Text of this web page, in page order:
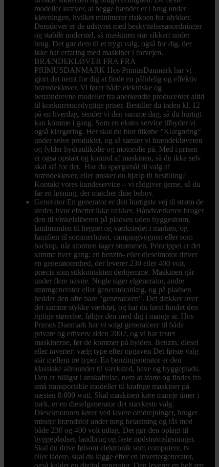
modeller kræver, at begge hænder er i brug under
kløvningen, hvilket minimerer risikoen for ulykker.
Derudover er de udstyret med beskyttelsesanordninger
og stabile understel, så maskinen står sikkert under
brug. Det gør dem til et trygt valg, også for dig, der
ikke har erfaring med maskiner i forvejen.
BRÆNDEKLØVER FRA FRA
PRIMUSDANMARK Hos PrimusDanmark har vi
gjort det nemt for dig at finde en pålidelig og effektiv
brændekløver. Vi fører både elektriske og
benzindrevne modeller fra anerkendte producenter altid
til konkurrencedygtige priser. Bestiller du inden kl. 12
på en hverdag, sender vi den samme dag, så du hurtigt
kan komme i gang. Som en ekstra service tilbyder vi
også klargøring. Her skal du blot tilkøbe ”Klargøring”
under selve produktet, og så samler vi brændekløveren
og fylder hydraulikolie og motorolie på. Med i prisen
er også opstart og kontrol af maskinen, så du ikke selv
skal stå for det. Har du spørgsmål til valg af
brændekløver, eller ønsker du hjælp til bestilling?
Kontakt vores kundeservice – vi rådgiver gerne, så du
får en løsning, der matcher dine behov.
Generator En generator er den hurtigste vej til strøm de
steder, hvor elnettet ikke rækker. Håndværkeren bruger
den til vinkelsliberen på pladsen uden byggestrøm,
landmanden til hegnet og værkstedet i marken, og
familien til sommerhuset, campingvognen eller som
backup, når stormen tager strømmen. Princippet er det
samme hver gang: en benzin- eller dieselmotor driver
en generatorenhed, der leverer 230 eller 400 volt,
præcis som stikkontakten derhjemme. Maskinen går
under flere navne. Nogle siger elgenerator, andre
strømgenerator eller generatoranlæg, og på pladsen
hedder den ofte bare "generatoren". Det dækker over
det samme stykke værktøj, og har du først fundet den
rigtige størrelse, følger den med dig i mange år. Hos
Primus Danmark har vi solgt generatorer til både
private og erhverv siden 2002, og vi har testet
maskinerne, før de kommer på hylden. Benzin, diesel
eller inverter: vælg type efter opgaven Det første valg
står mellem tre typer. En benzingenerator er den
klassiske allrounder til værksted, have og byggeplads.
Den er billigst i anskaffelse, nem at starte og findes fra
små transportable modeller til kraftige maskiner på
næsten 8.000 watt. Skal maskinen køre mange timer i
træk, er en dieselgenerator det stærkeste valg.
Dieselmotoren kører ved lavere omdrejninger, bruger
mindre brændstof under tung belastning og fås med
både 230 og 400 volt udtag. Det gør den oplagt til
byggepladser, landbrug og faste nødstrømsløsninger.
Skal du drive følsom elektronik som computere, tv
eller ladere, skal du kigge efter en invertergenerator,
også kaldet en digital generator. Den leverer en helt ren